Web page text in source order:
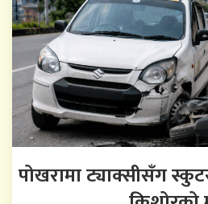
पोखरामा ट्याक्सीसँग